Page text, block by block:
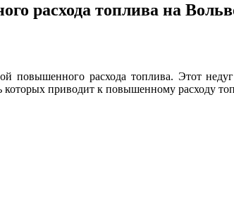
расхода топлива на
повышенного расхода топлива. Этот
которых приводит к повышенному расходу